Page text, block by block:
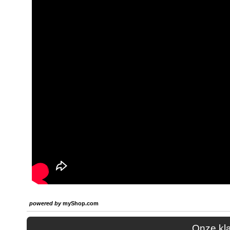
powered bymyShop.com